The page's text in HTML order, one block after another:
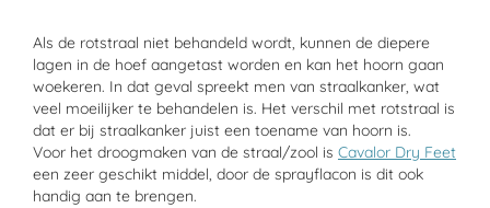
Als de rotstraal niet behandeld wordt, kunnen de diepere
lagen in de hoef aangetast worden en kan het hoorn gaan
woekeren. In dat geval spreekt men van straalkanker, wat
veel moeilijker te behandelen is. Het verschil met rotstraal is
dat er bij straalkanker juist een toename van hoorn is.
Voor het droogmaken van de straal/zool is Cavalor Dry Feet
een zeer geschikt middel, door de sprayflacon is dit ook
handig aan te brengen.